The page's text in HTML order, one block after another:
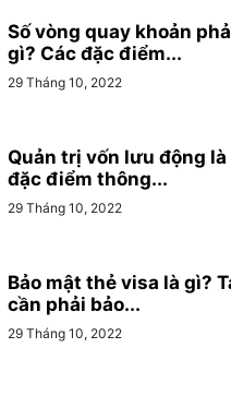
Số vòng quay khoản
gì? Các đặc điểm...
29 Tháng 10, 2022
Quản trị vốn lưu động là
đặc điểm thông...
29 Tháng 10, 2022
Bảo mật thẻ visa là gì?
cần phải bảo...
29 Tháng 10, 2022